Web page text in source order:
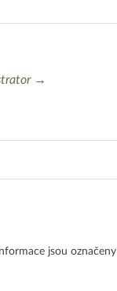
→
jsou označeny